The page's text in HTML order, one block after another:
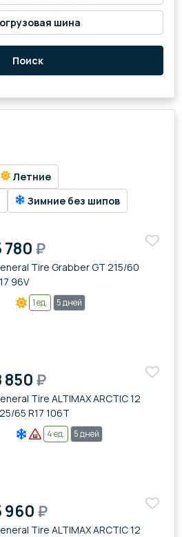
шина
Поиск
Летние
Зимние без шипов
780₽
Tire Grabber GT 215/60
96V
1 ед. 5 дней
850₽
Tire ALTIMAX ARCTIC 12
65 R17 106T
4 ед. 5 дней
960₽
Tire ALTIMAX ARCTIC 12